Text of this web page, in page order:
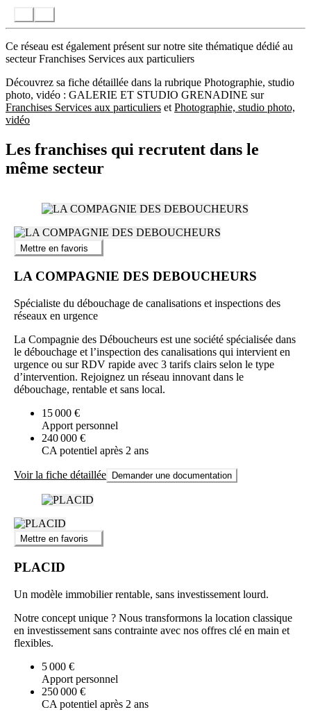
Ce réseau est également présent sur notre site thématique dédié au
secteur Franchises Services aux particuliers
Découvrez sa fiche détaillée dans la rubrique Photographie, studio
photo, vidéo : GALERIE ET STUDIO GRENADINE sur
Franchises Services aux particuliers etPhotographie, studio photo,
vidéo
Les franchises qui recrutent dans le
même secteur
Mettre en favoris
LA COMPAGNIE DES DEBOUCHEURS
Spécialiste du débouchage de canalisations et inspections des
réseaux en urgence
La Compagnie des Déboucheurs est une société spécialisée dans
le débouchage et l’inspection des canalisations qui intervient en
urgence ou sur RDV rapide avec 3 tarifs clairs selon le type
d’intervention. Rejoignez un réseau innovant dans le
débouchage, rentable et sans local.
15 000 €
Apport personnel
240 000 €
CA potentiel après 2 ans
Voir la fiche détaillée Demander une documentation
Mettre en favoris
PLACID
Un modèle immobilier rentable, sans investissement lourd.
Notre concept unique ? Nous transformons la location classique
en investissement sans contrainte avec nos offres clé en main et
flexibles.
5 000 €
Apport personnel
250 000 €
CA potentiel après 2 ans